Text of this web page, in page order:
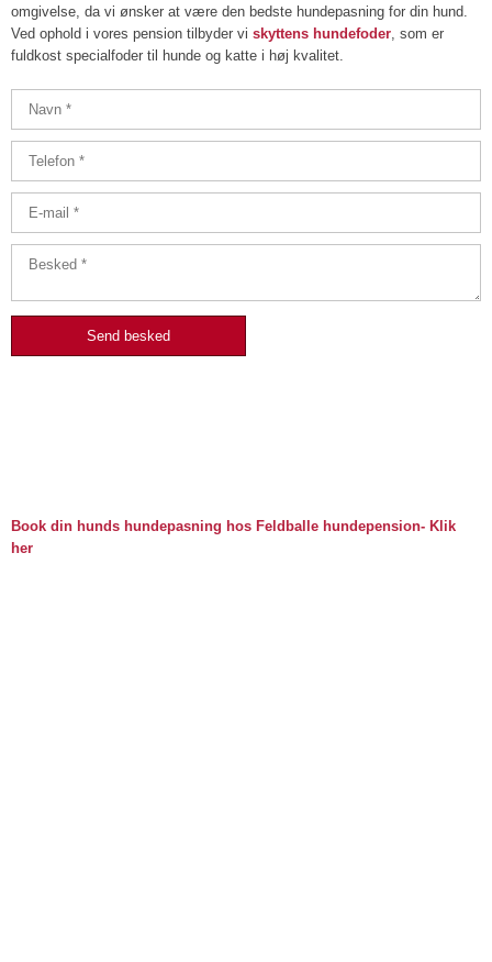
omgivelse, da vi ønsker at være den bedste hundepasning for din hund.
Ved ophold i vores pension tilbyder vi skyttens hundefoder, som er
fuldkost specialfoder til hunde og katte i høj kvalitet.
Book din hunds hundepasning hos Feldballe hundepension- Klik
her